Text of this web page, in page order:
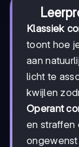
Klassiek
toont hoe
aan
licht te
kwijlen
Operant
en straffen